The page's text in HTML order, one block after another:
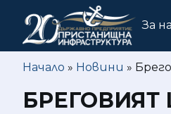
За
Начало » Новини »